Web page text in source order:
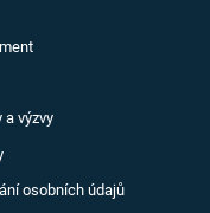
a výzvy
osobních údajů